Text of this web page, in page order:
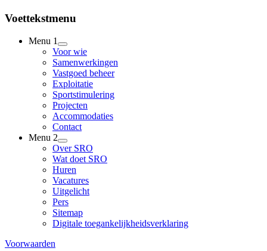
Voettekstmenu
Menu 1
Voor wie
Samenwerkingen
Vastgoed beheer
Exploitatie
Sportstimulering
Projecten
Accommodaties
Contact
Menu 2
Over SRO
Wat doet SRO
Huren
Vacatures
Uitgelicht
Pers
Sitemap
Digitale toegankelijkheidsverklaring
Voorwaarden